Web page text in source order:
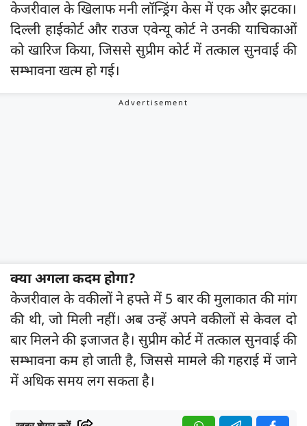
केजरीवाल के खिलाफ मनी लॉन्ड्रिंग केस में एक और झटका।
दिल्ली हाईकोर्ट और राउज एवेन्यू कोर्ट ने उनकी याचिकाओं
को खारिज किया, जिससे सुप्रीम कोर्ट में तत्काल सुनवाई की
सम्भावना खत्म हो गई।
क्या अगला कदम होगा?
केजरीवाल के वकीलों ने हफ्ते में 5 बार की मुलाकात की मांग
की थी, जो मिली नहीं। अब उन्हें अपने वकीलों से केवल दो
बार मिलने की इजाजत है। सुप्रीम कोर्ट में तत्काल सुनवाई की
सम्भावना कम हो जाती है, जिससे मामले की गहराई में जाने
में अधिक समय लग सकता है।